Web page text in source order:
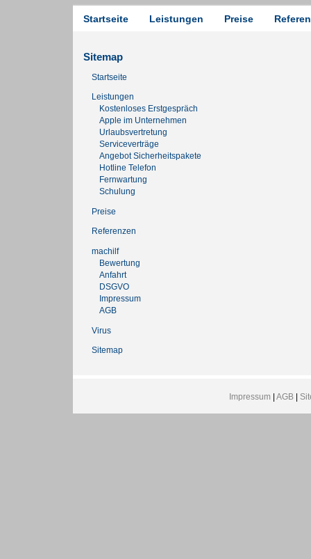
Startseite Leistungen Preise
Sitemap
Startseite
Leistungen
Kostenloses Erstgespräch
Apple im Unternehmen
Urlaubsvertretung
Serviceverträge
Angebot Sicherheitspakete
Hotline Telefon
Fernwartung
Schulung
Preise
Referenzen
machilf
Bewertung
Anfahrt
DSGVO
Impressum
AGB
Virus
Sitemap
Impressum| AGB|